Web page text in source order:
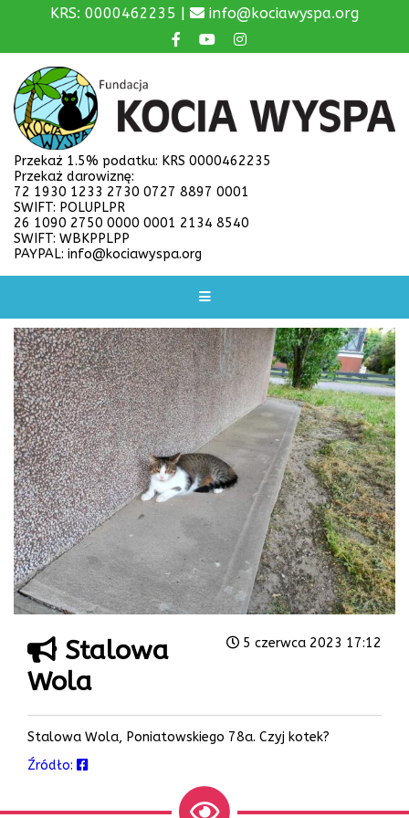
KRS: 0000462235 | info@kociawyspa.org
Przekaż 1.5% podatku: KRS 0000462235
Przekaż darowiznę:
72 1930 1233 2730 0727 8897 0001
SWIFT: POLUPLPR
26 1090 2750 0000 0001 2134 8540
SWIFT: WBKPPLPP
PAYPAL: info@kociawyspa.org
5 czerwca 2023 17:12
Stalowa
Wola
Stalowa Wola, Poniatowskiego 78a. Czyj kotek?
Źródło: